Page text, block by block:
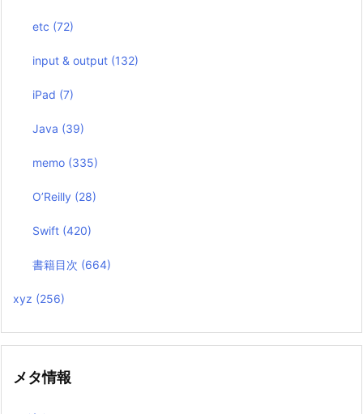
etc (72)
input & output (132)
iPad (7)
Java (39)
memo (335)
O’Reilly (28)
Swift (420)
書籍目次 (664)
xyz (256)
メタ情報